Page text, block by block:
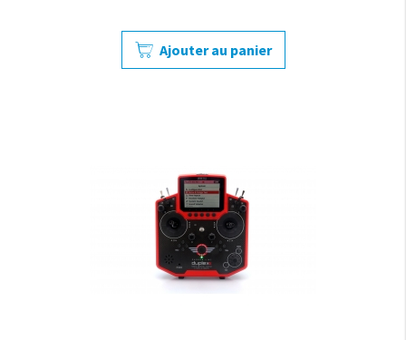
Ajouter au panier